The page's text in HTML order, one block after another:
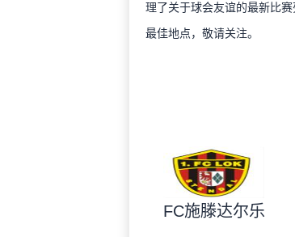
理了关于球会友谊的最新比
最佳地点，敬请关注。
FC施滕达尔乐